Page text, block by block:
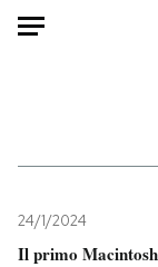
Mondo
Politica
24/1/2024
Il primo Macintosh